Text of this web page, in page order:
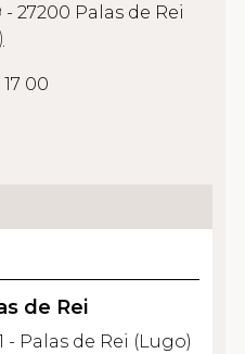
27200 Palas de Rei
)
00
de Rei
- Palas de Rei (Lugo)